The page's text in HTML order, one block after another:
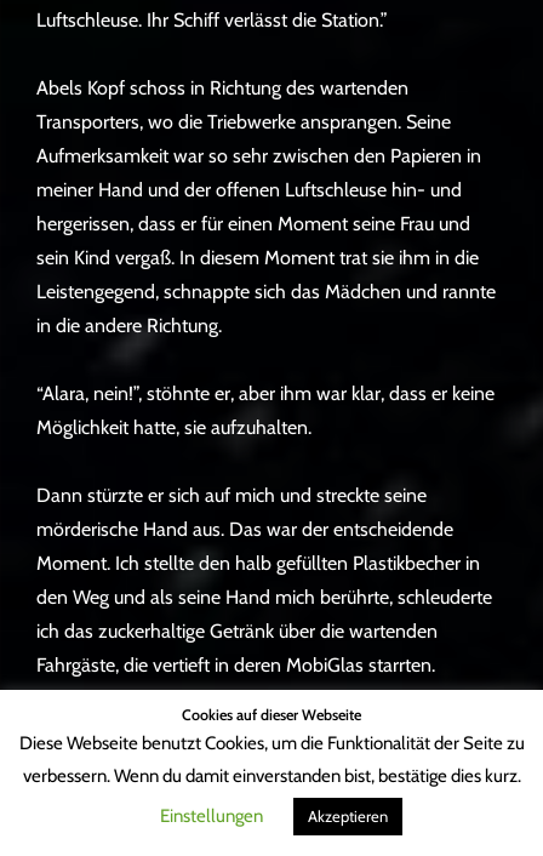
Luftschleuse. Ihr Schiff verlässt die Station.”
Abels Kopf schoss in Richtung des wartenden
Transporters, wo die Triebwerke ansprangen. Seine
Aufmerksamkeit war so sehr zwischen den Papieren in
meiner Hand und der offenen Luftschleuse hin- und
hergerissen, dass er für einen Moment seine Frau und
sein Kind vergaß. In diesem Moment trat sie ihm in die
Leistengegend, schnappte sich das Mädchen und rannte
in die andere Richtung.
“Alara, nein!”, stöhnte er, aber ihm war klar, dass er keine
Möglichkeit hatte, sie aufzuhalten.
Dann stürzte er sich auf mich und streckte seine
mörderische Hand aus. Das war der entscheidende
Moment. Ich stellte den halb gefüllten Plastikbecher in
den Weg und als seine Hand mich berührte, schleuderte
ich das zuckerhaltige Getränk über die wartenden
Fahrgäste, die vertieft in deren MobiGlas starrten.
gewähren zu lassen, der seine Tochter entführt, obwohl
die Frau rechtlich dagegen ist, waren sie nicht bereit, dass
ein zuckerhaltiges Getränk auf sie geworfen wird. Sogar
der Sicherheitsbeamte am Eingang kam herbeigelaufen.
Cookies auf dieser Webseite
Diese Webseite benutzt Cookies, um die Funktionalität der Seite zu
verbessern. Wenn du damit einverstanden bist, bestätige dies kurz.
Einstellungen
Akzeptieren